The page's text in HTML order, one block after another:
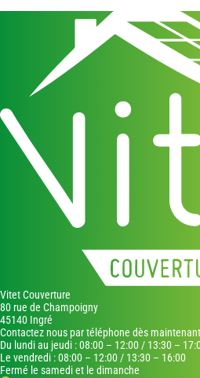
Vitet Couverture
80 rue de Champoigny
45140 Ingré
Contactez nous par téléphone dès
Du lundi au jeudi : 08:00 – 12:00 / 13:30 –
Le vendredi : 08:00 – 12:00 / 13:30 – 16:00
Fermé le samedi et le dimanche